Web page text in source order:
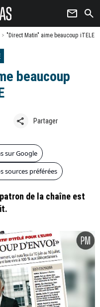
newsletter search
"Direct Matin" aime beaucoup iTELE
beaucoup
share Partager
sur Google
sources préférées
de la chaîne est